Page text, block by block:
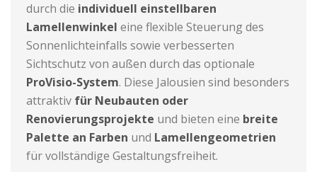
durch die individuell einstellbaren
Lamellenwinkel eine flexible Steuerung des
Sonnenlichteinfalls sowie verbesserten
Sichtschutz von außen durch das optionale
ProVisio-System. Diese Jalousien sind besonders
attraktiv für Neubauten oder
Renovierungsprojekte und bieten eine breite
Palette an Farben und Lamellengeometrien
für vollständige Gestaltungsfreiheit.